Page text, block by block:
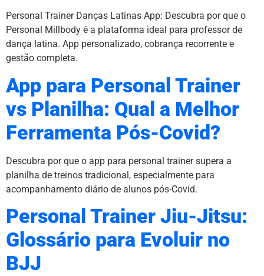
Personal Trainer Danças Latinas App: Descubra por que o
Personal Millbody é a plataforma ideal para professor de
dança latina. App personalizado, cobrança recorrente e
gestão completa.
App para Personal Trainer
vs Planilha: Qual a Melhor
Ferramenta Pós-Covid?
Descubra por que o app para personal trainer supera a
planilha de treinos tradicional, especialmente para
acompanhamento diário de alunos pós-Covid.
Personal Trainer Jiu-Jitsu:
Glossário para Evoluir no
BJJ